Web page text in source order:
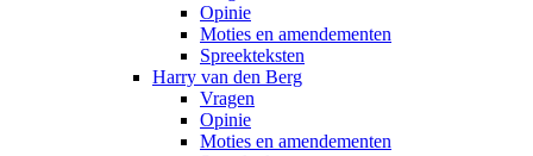
Opinie
Moties en amendementen
Spreekteksten
Harry van den Berg
Vragen
Opinie
Moties en amendementen